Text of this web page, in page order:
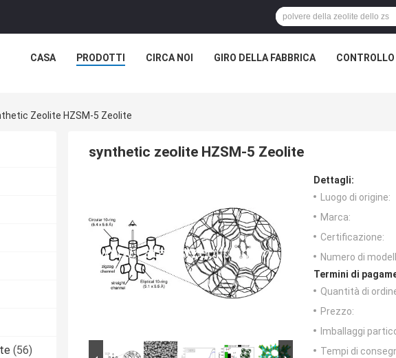
CASA PRODOTTI CIRCA NOI GIRO DELLA FABBRICA
Zeolite HZSM-5 Zeolite
(56)
synthetic zeolite HZSM-5 Zeolite
Dettagli:
Luogo di origine:
Marca:
Certificazione:
Numero di
Termini di
Quantità di
Prezzo:
Imballaggi
Tempi di